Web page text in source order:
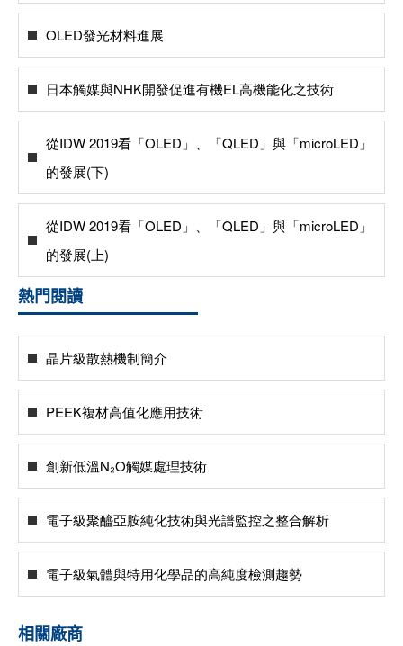
OLED發光材料進展
日本觸媒與NHK開發促進有機EL高機能化之技術
從IDW 2019看「OLED」、「QLED」與「microLED」
的發展(下)
從IDW 2019看「OLED」、「QLED」與「microLED」
的發展(上)
熱門閱讀
晶片級散熱機制簡介
PEEK複材高值化應用技術
創新低溫N₂O觸媒處理技術
電子級聚醯亞胺純化技術與光譜監控之整合解析
電子級氣體與特用化學品的高純度檢測趨勢
相關廠商